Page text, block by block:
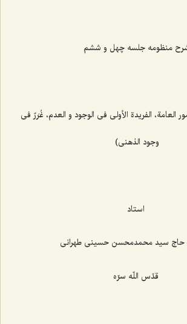
منظومه جلسه چهل و ششم
العامة، الفریدة الأولی فی الوجود و العدم، غُرَرٌ فی
وجود الذهنی)
استاد
حاج سید محمدمحسن حسینی طهرانی
قدّس اللّه سرّه